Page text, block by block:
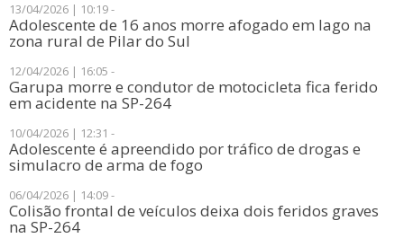
13/04/2026 | 10:19 -
​Adolescente de 16 anos morre afogado em lago na
zona rural de Pilar do Sul
12/04/2026 | 16:05 -
Garupa morre e condutor de motocicleta fica ferido
em acidente na SP-264
10/04/2026 | 12:31 -
Adolescente é apreendido por tráfico de drogas e
simulacro de arma de fogo
06/04/2026 | 14:09 -
Colisão frontal de veículos deixa dois feridos graves
na SP-264